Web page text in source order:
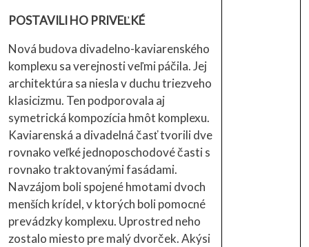
POSTAVILI HO PRIVEĽKÉ
Nová budova divadelno-kaviarenského
komplexu sa verejnosti veľmi páčila. Jej
architektúra sa niesla v duchu triezveho
klasicizmu. Ten podporovala aj
symetrická kompozícia hmôt komplexu.
Kaviarenská a divadelná časť tvorili dve
rovnako veľké jednoposchodové časti s
rovnako traktovanými fasádami.
Navzájom boli spojené hmotami dvoch
menších krídel, v ktorých boli pomocné
prevádzky komplexu. Uprostred neho
zostalo miesto pre malý dvorček. Akýsi